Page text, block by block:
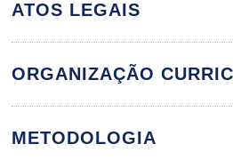
ATOS LEGAIS
ORGANIZAÇÃO
ao Paciente em Situação
METODOLOGIA